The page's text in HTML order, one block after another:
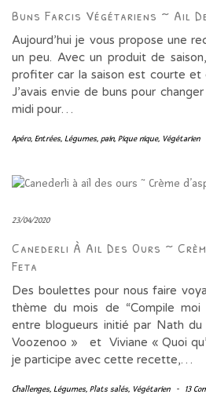
Buns Farcis Végétariens ~ Ail
Aujourd’hui je vous propose une
un peu. Avec un produit de
profiter car la saison est courte et
J’avais envie de buns pour
midi pour…
Apéro, Entrées, Légumes, pain, Pique nique, Végétarien
23/04/2020
Canederli À Ail Des Ours ~
Feta
Des boulettes pour nous faire
thème du mois de “Compile moi
entre blogueurs initié par Nath
Voozenoo » et Viviane « Quoi
je participe avec cette recette,…
Challenges, Légumes, Plats salés, Végétarien - 13